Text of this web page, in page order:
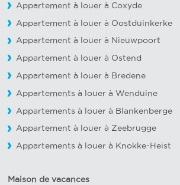
Appartement à louer à Coxyde
Appartement à louer à Oostduinkerke
Appartement à louer à Nieuwpoort
Appartement à louer à Ostend
Appartement à louer à Bredene
Appartements à louer à Wenduine
Appartements à louer à Blankenberge
Appartement à louer à Zeebrugge
Appartements à louer à Knokke-Heist
Maison de vacances